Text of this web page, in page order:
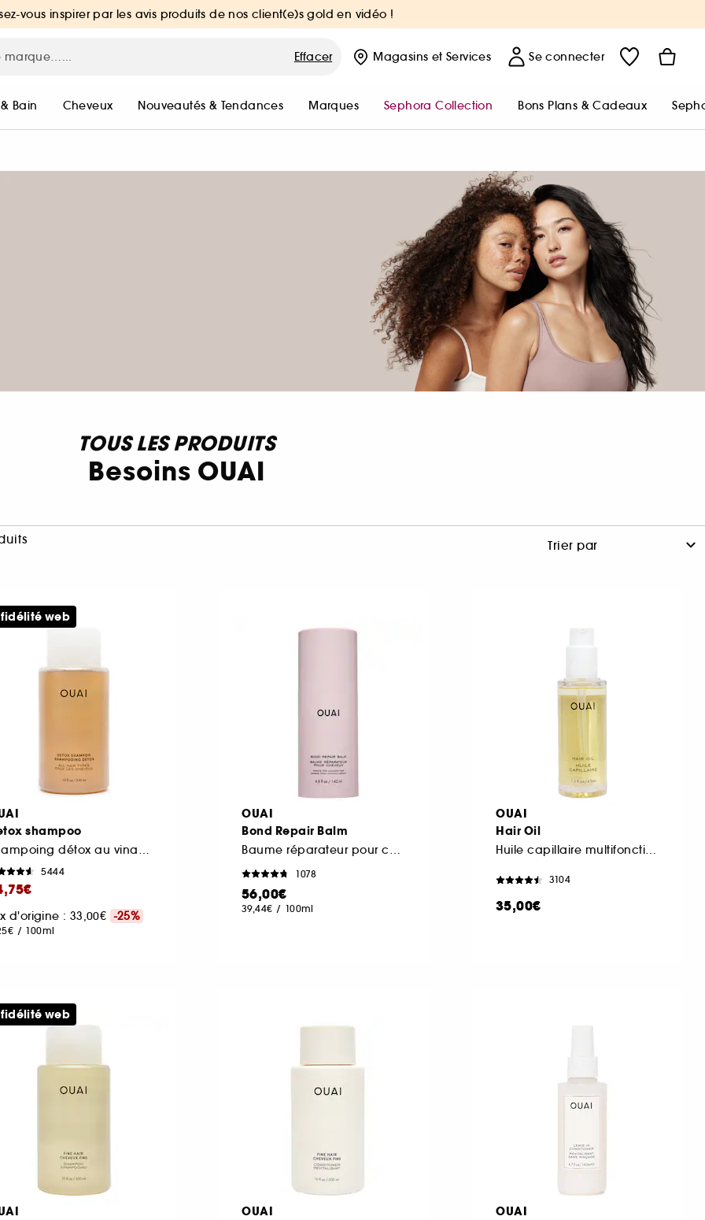
vous inspirer par les avis produits de nos client(e)s gold en vidéo !
Effacer Magasins et Services Se connecter
Bain Cheveux Nouveautés & Tendances Marques Sephora Collection Bons Plans & Cadeaux
TOUS LES PRODUITS
Besoins OUAI
shampoo
Shampoing détox au vinaigre de cidre
5444
d'origine : 33,00€ -25%
/ 100ml
fidélité web
OUAI
Bond Repair Balm
Baume réparateur pour cheveux abîmés
1078
56,00€
39,44€ / 100ml
OUAI
Hair Oil
Huile capillaire multifonction
3104
35,00€
fidélité web
OUAI
OUAI